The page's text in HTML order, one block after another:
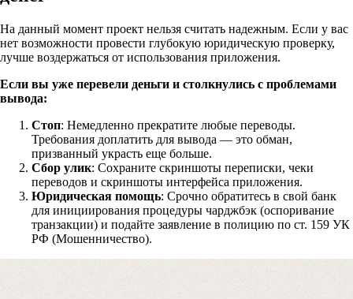
Получите бесплатную консультацию по
средств
Форма для пострадавших инвесторов
На данный момент проект нельзя считать надежным. Если у вас
нет возможности провести глубокую юридическую проверку,
лучше воздержаться от использования приложения.
Если вы уже перевели деньги и столкнулись с проблемами
вывода:
Стоп: Немедленно прекратите любые переводы.
Требования доплатить для вывода — это обман,
призванный украсть еще больше.
Сбор улик: Сохраните скриншоты переписки, чеки
переводов и скриншоты интерфейса приложения.
Юридическая помощь: Срочно обратитесь в свой банк
для инициирования процедуры чарджбэк (оспоривание
транзакции) и подайте заявление в полицию по ст. 159 УК
РФ (Мошенничество).